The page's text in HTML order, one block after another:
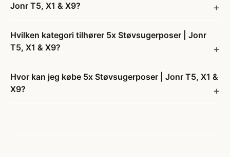
Jonr T5, X1 & X9?
Hvilken kategori tilhører 5x Støvsugerposer | Jonr
T5, X1 & X9?
Hvor kan jeg købe 5x Støvsugerposer | Jonr T5, X1 &
X9?